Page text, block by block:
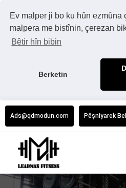
Ev malper ji bo ku hûn ezmûna
malpera me bistînin, çerezan
Bêtir hîn bibin
Berketin
Ads@qdmodun.com Pêşniyarek